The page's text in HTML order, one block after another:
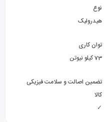
نوع
هیدرولیک
توان کاری
73 کیلو نیوتن
تضمین اصالت و سلامت فیزیکی
کالا
✓